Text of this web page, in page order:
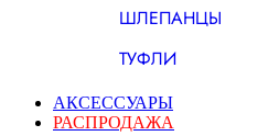
ШЛЕПАНЦЫ
ТУФЛИ
АКСЕССУАРЫ
РАСПРОДАЖА